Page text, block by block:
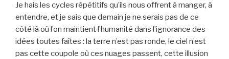
Je hais les cycles répétitifs qu’ils nous offrent à manger, à
entendre, et je sais que demain je ne serais pas de ce
côté là où l’on maintient l’humanité dans l’ignorance des
idées toutes faîtes : la terre n’est pas ronde, le ciel n’est
pas cette coupole où ces nuages passent, cette illusion